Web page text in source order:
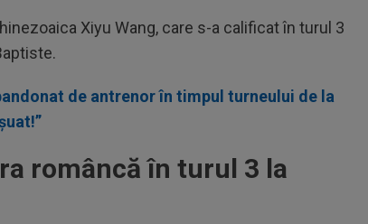
Xiyu Wang, care s-a calificat în turul 3
de antrenor în timpul turneului de la
româncă în turul 3 la